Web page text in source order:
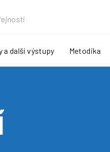
a další výstupy Metodika